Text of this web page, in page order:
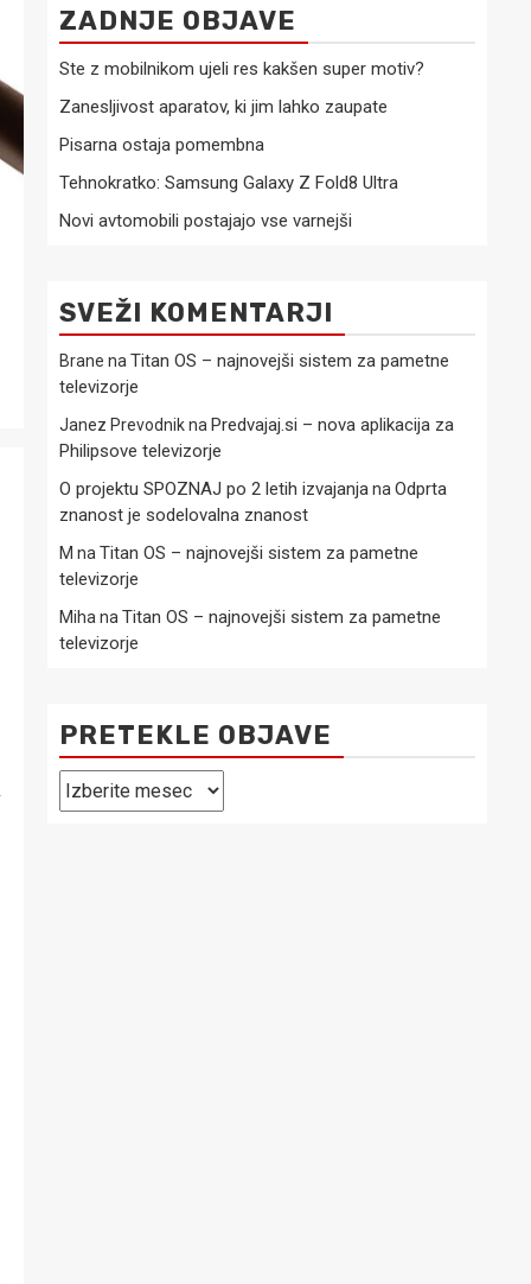
ZADNJE OBJAVE
Ste z mobilnikom ujeli res kakšen super motiv?
Zanesljivost aparatov, ki jim lahko zaupate
Pisarna ostaja pomembna
Tehnokratko: Samsung Galaxy Z Fold8 Ultra
Novi avtomobili postajajo vse varnejši
SVEŽI KOMENTARJI
Brane naTitan OS – najnovejši sistem za pametne
televizorje
Janez Prevodnikna Predvajaj.si – nova aplikacija za
Philipsove televizorje
O projektu SPOZNAJ po 2 letih izvajanjanaOdprta
znanost je sodelovalna znanost
M naTitan OS – najnovejši sistem za pametne
televizorje
MihanaTitan OS – najnovejši sistem za pametne
televizorje
PRETEKLE OBJAVE
Pretekle
objave